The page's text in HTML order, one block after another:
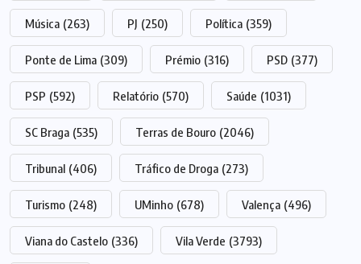
Música (263) PJ (250) Política (359)
Ponte de Lima (309) Prémio (316) PSD (377)
PSP (592) Relatório (570) Saúde (1031)
SC Braga (535) Terras de Bouro (2046)
Tribunal (406) Tráfico de Droga (273)
Turismo (248) UMinho (678) Valença (496)
Viana do Castelo (336) Vila Verde (3793)